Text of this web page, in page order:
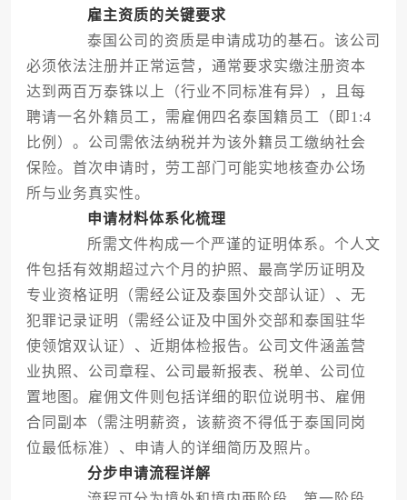
雇主资质的关键要求
泰国公司的资质是申请成功的基石。该公司
必须依法注册并正常运营，通常要求实缴注册资本
达到两百万泰铢以上（行业不同标准有异），且每
聘请一名外籍员工，需雇佣四名泰国籍员工（即1:4
比例）。公司需依法纳税并为该外籍员工缴纳社会
保险。首次申请时，劳工部门可能实地核查办公场
所与业务真实性。
申请材料体系化梳理
所需文件构成一个严谨的证明体系。个人文
件包括有效期超过六个月的护照、最高学历证明及
专业资格证明（需经公证及泰国外交部认证）、无
犯罪记录证明（需经公证及中国外交部和泰国驻华
使领馆双认证）、近期体检报告。公司文件涵盖营
业执照、公司章程、公司最新报表、税单、公司位
置地图。雇佣文件则包括详细的职位说明书、雇佣
合同副本（需注明薪资，该薪资不得低于泰国同岗
位最低标准）、申请人的详细简历及照片。
分步申请流程详解